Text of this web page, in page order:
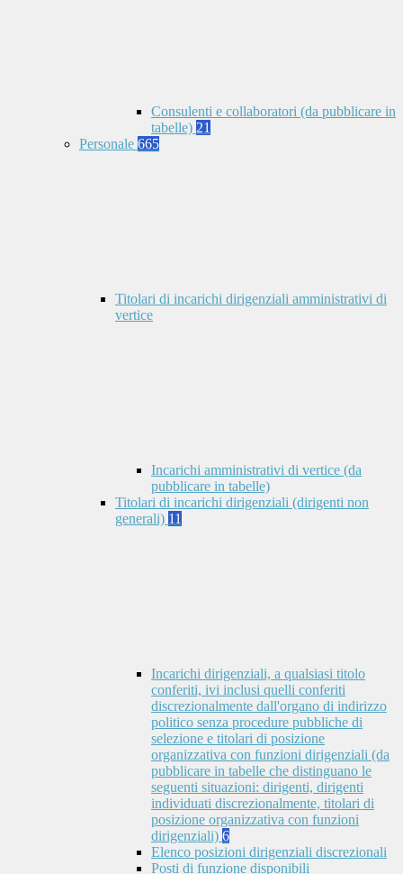
Consulenti e collaboratori (da pubblicare in
tabelle) 21
Personale 665
Titolari di incarichi dirigenziali amministrativi di
vertice
Incarichi amministrativi di vertice (da
pubblicare in tabelle)
Titolari di incarichi dirigenziali (dirigenti non
generali) 11
Incarichi dirigenziali, a qualsiasi titolo
conferiti, ivi inclusi quelli conferiti
discrezionalmente dall'organo di indirizzo
politico senza procedure pubbliche di
selezione e titolari di posizione
organizzativa con funzioni dirigenziali (da
pubblicare in tabelle che distinguano le
seguenti situazioni: dirigenti, dirigenti
individuati discrezionalmente, titolari di
posizione organizzativa con funzioni
dirigenziali) 6
Elenco posizioni dirigenziali discrezionali
Posti di funzione disponibili